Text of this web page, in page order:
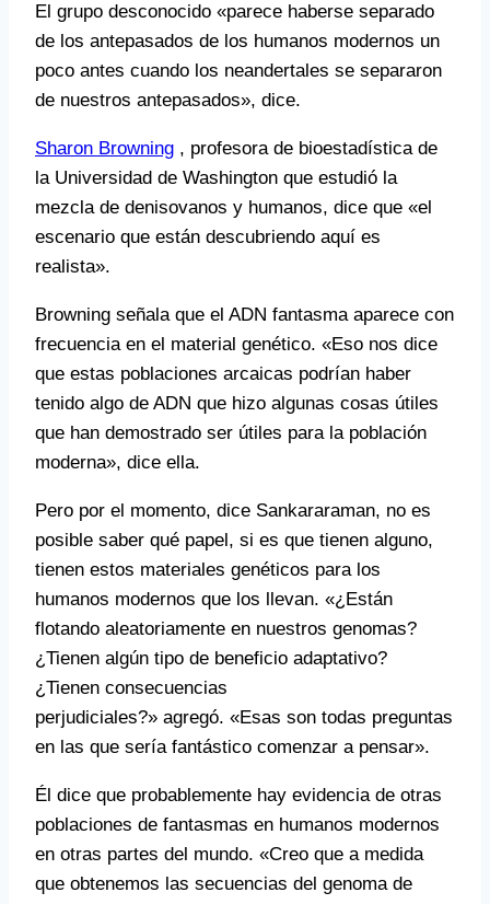
El grupo desconocido «parece haberse separado
de los antepasados ​​de los humanos modernos un
poco antes cuando los neandertales se separaron
de nuestros antepasados», dice.
Sharon Browning , profesora de bioestadística de
la Universidad de Washington que estudió la
mezcla de denisovanos y humanos, dice que «el
escenario que están descubriendo aquí es
realista».
Browning señala que el ADN fantasma aparece con
frecuencia en el material genético. «Eso nos dice
que estas poblaciones arcaicas podrían haber
tenido algo de ADN que hizo algunas cosas útiles
que han demostrado ser útiles para la población
moderna», dice ella.
Pero por el momento, dice Sankararaman, no es
posible saber qué papel, si es que tienen alguno,
tienen estos materiales genéticos para los
humanos modernos que los llevan. «¿Están
flotando aleatoriamente en nuestros genomas?
¿Tienen algún tipo de beneficio adaptativo?
¿Tienen consecuencias
perjudiciales?» agregó. «Esas son todas preguntas
en las que sería fantástico comenzar a pensar».
Él dice que probablemente hay evidencia de otras
poblaciones de fantasmas en humanos modernos
en otras partes del mundo. «Creo que a medida
que obtenemos las secuencias del genoma de